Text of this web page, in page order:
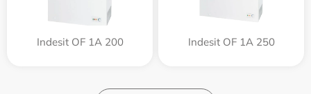
Indesit OF 1A 200 Indesit OF 1A 250